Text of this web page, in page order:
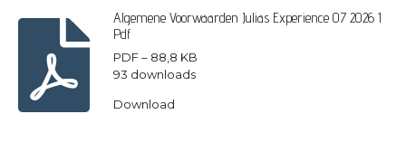
Algemene Voorwaarden Julias Experience 07 2026 1
Pdf
PDF – 88,8 KB
93 downloads
Download